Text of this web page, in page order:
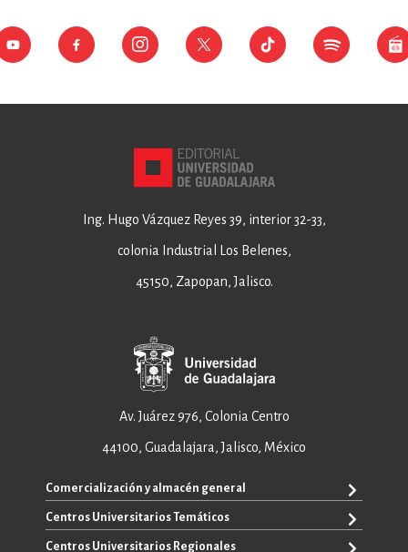
Ing. Hugo Vázquez Reyes 39, interior 32-33,
colonia Industrial Los Belenes,
45150, Zapopan, Jalisco.
Av. Juárez 976, Colonia Centro
44100, Guadalajara, Jalisco, México
Comercialización y almacén general
+52 33 3640 6326
+52 33 3640 4595
Centros Universitarios Temáticos
Centros Universitarios Regionales